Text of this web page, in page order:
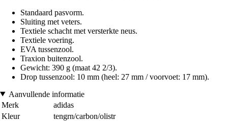
Standaard pasvorm.
Sluiting met veters.
Textiele schacht met versterkte neus.
Textiele voering.
EVA tussenzool.
Traxion buitenzool.
Gewicht: 390 g (maat 42 2/3).
Drop tussenzool: 10 mm (heel: 27 mm / voorvoet: 17 mm).
Aanvullende informatie
Merk
adidas
Kleur
tengrn/carbon/olistr